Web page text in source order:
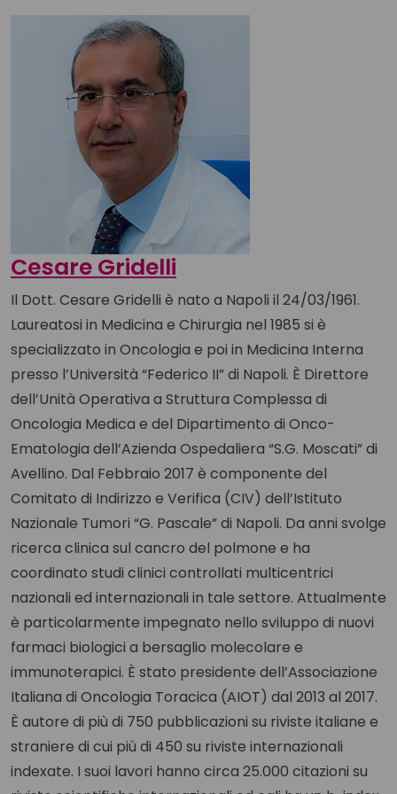
Cesare Gridelli
Il Dott. Cesare Gridelli è nato a Napoli il 24/03/1961.
Laureatosi in Medicina e Chirurgia nel 1985 si è
specializzato in Oncologia e poi in Medicina Interna
presso l’Università “Federico II” di Napoli. È Direttore
dell’Unità Operativa a Struttura Complessa di
Oncologia Medica e del Dipartimento di Onco-
Ematologia dell’Azienda Ospedaliera “S.G. Moscati” di
Avellino. Dal Febbraio 2017 è componente del
Comitato di Indirizzo e Verifica (CIV) dell’Istituto
Nazionale Tumori “G. Pascale” di Napoli. Da anni svolge
ricerca clinica sul cancro del polmone e ha
coordinato studi clinici controllati multicentrici
nazionali ed internazionali in tale settore. Attualmente
è particolarmente impegnato nello sviluppo di nuovi
farmaci biologici a bersaglio molecolare e
immunoterapici. È stato presidente dell’Associazione
Italiana di Oncologia Toracica (AIOT) dal 2013 al 2017.
È autore di più di 750 pubblicazioni su riviste italiane e
straniere di cui più di 450 su riviste internazionali
indexate. I suoi lavori hanno circa 25.000 citazioni su